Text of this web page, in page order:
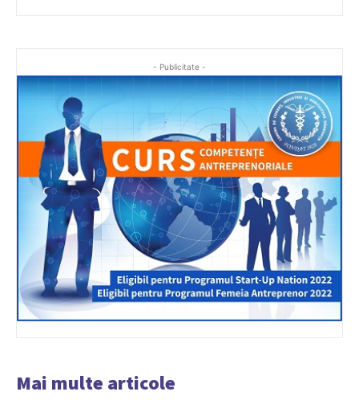
- Publicitate -
Mai multe articole